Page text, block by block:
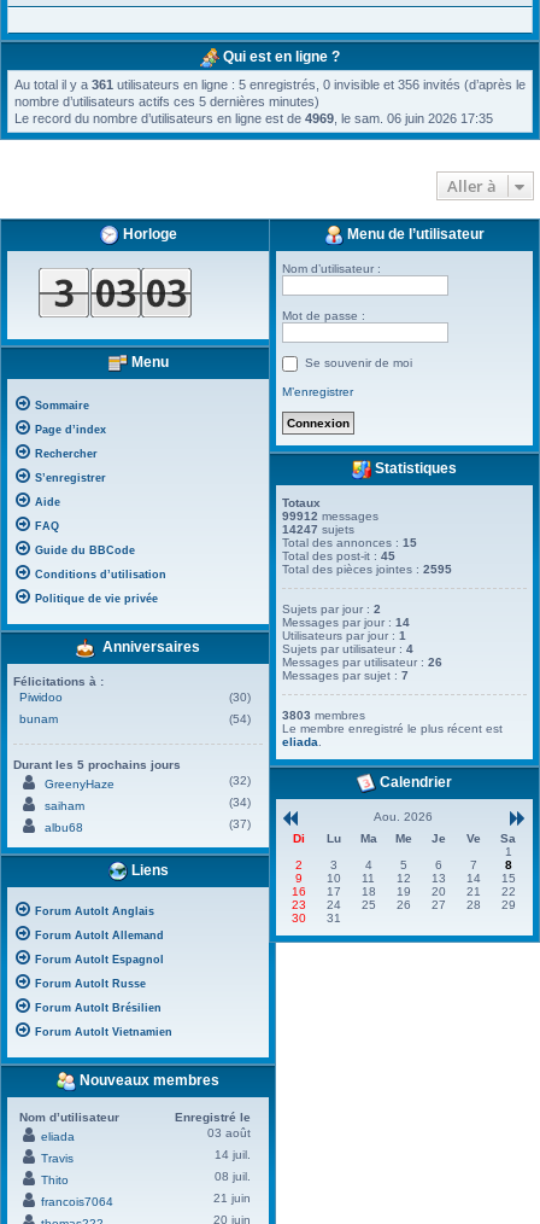
Qui est en ligne ?
Au total il y a 361 utilisateurs en ligne : 5 enregistrés, 0 invisible et 356 invités (d’après le
nombre d’utilisateurs actifs ces 5 dernières minutes)
Le record du nombre d’utilisateurs en ligne est de 4969 , le sam. 06 juin 2026 17:35
Aller à
Horloge
Menu
Sommaire
Page d’index
Rechercher
S’enregistrer
Aide
FAQ
Guide du BBCode
Conditions d’utilisation
Politique de vie privée
Anniversaires
Félicitations à :
Piwidoo
(30)
bunam
(54)
Durant les 5 prochains jours
GreenyHaze
(32)
saiham
(34)
albu68
(37)
Liens
Forum AutoIt Anglais
Forum AutoIt Allemand
Forum AutoIt Espagnol
Forum AutoIt Russe
Forum AutoIt Brésilien
Forum AutoIt Vietnamien
Nouveaux membres
Nom d’utilisateur
Enregistré le
eliada
03 août
Travis
14 juil.
Thito
08 juil.
francois7064
21 juin
20 juin
Menu de l’utilisateur
Nom d’utilisateur :
Mot de passe :
Se souvenir de moi
M’enregistrer
Statistiques
Totaux
99912 messages
14247 sujets
Total des annonces :15
Total des post-it :45
Total des pièces jointes :2595
Sujets par jour :2
Messages par jour :14
Utilisateurs par jour :1
Sujets par utilisateur :4
Messages par utilisateur :26
Messages par sujet :7
3803 membres
Le membre enregistré le plus récent est
eliada
Calendrier
Aou. 2026
Di
Lu Ma Me Je Ve
Sa
1
2
3 4 5 6 7
8
9
10 11 12 13 14
15
16
17 18 19 20 21
22
23
24 25 26 27 28
29
30
31